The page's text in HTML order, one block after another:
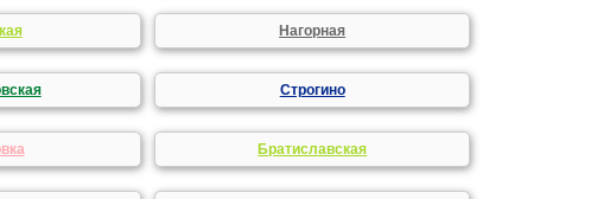
Нагорная
Строгино
Братиславская